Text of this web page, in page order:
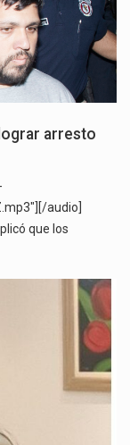
arresto
audio]
que los